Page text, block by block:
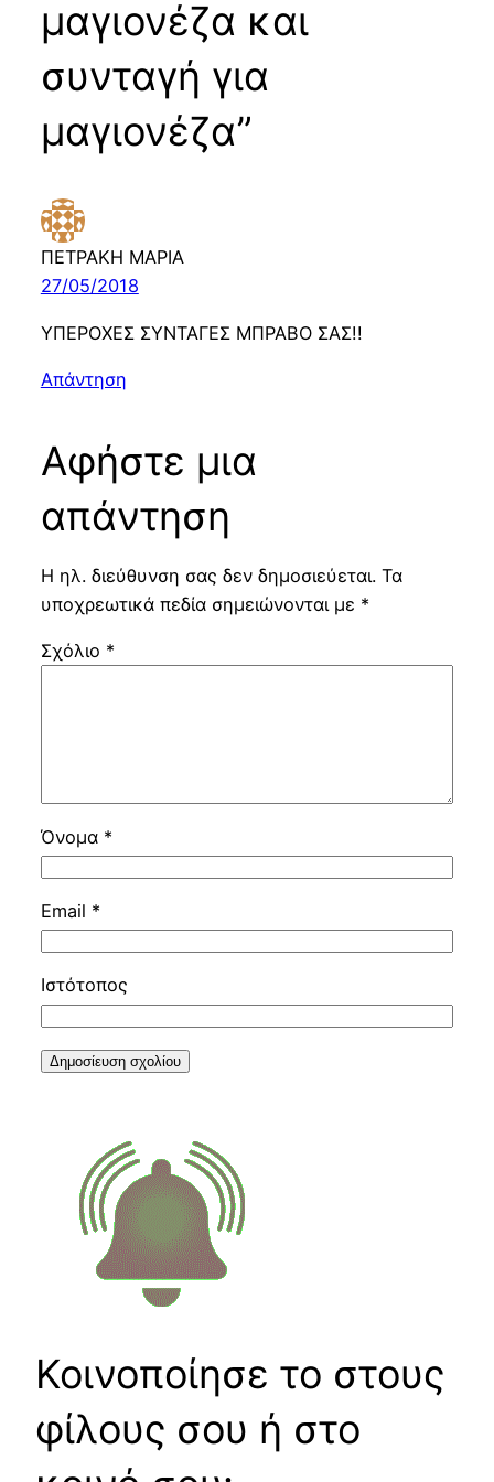
μαγιονέζα και
συνταγή για
μαγιονέζα”
ΠΕΤΡΑΚΗ ΜΑΡΙΑ
27/05/2018
ΥΠΕΡΟΧΕΣ ΣΥΝΤΑΓΕΣ ΜΠΡΑΒΟ ΣΑΣ!!
Απάντηση
Αφήστε μια
απάντηση
Η ηλ. διεύθυνση σας δεν δημοσιεύεται. Τα
υποχρεωτικά πεδία σημειώνονται με *
Σχόλιο *
Όνομα *
Email *
Ιστότοπος
Κοινοποίησε το στους
φίλους σου ή στο